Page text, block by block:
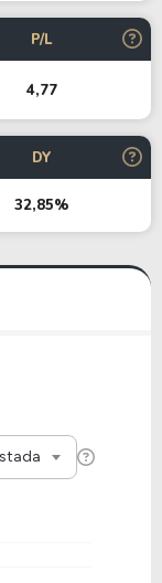
P/L
4,77
DY
32,85%